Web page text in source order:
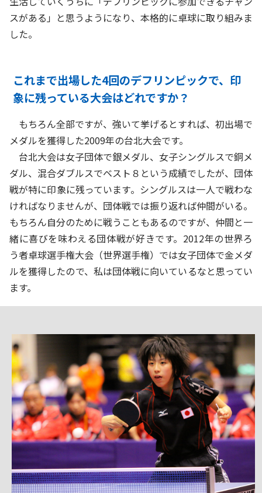
スがある」と思うようになり、本格的に卓球に取り組みま
した。
これまで出場した4回のデフリンピックで、印
象に残っている大会はどれですか？
もちろん全部ですが、強いて挙げるとすれば、初出場で
メダルを獲得した2009年の台北大会です。
台北大会は女子団体で銀メダル、女子シングルスで銅メ
ダル、混合ダブルスでベスト８という成績でしたが、団体
戦が特に印象に残っています。シングルスは一人で戦わな
ければなりませんが、団体戦では振り返れば仲間がいる。
もちろん自分のために戦うこともあるのですが、仲間と一
緒に喜びを味わえる団体戦が好きです。2012年の世界ろ
う者卓球選手権大会（世界選手権）では女子団体で金メダ
ルを獲得したので、私は団体戦に向いているなと思ってい
ます。